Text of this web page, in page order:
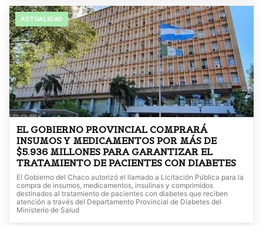
ACTUALIDAD
EL GOBIERNO PROVINCIAL COMPRARÁ
INSUMOS Y MEDICAMENTOS POR MÁS DE
$5.936 MILLONES PARA GARANTIZAR EL
TRATAMIENTO DE PACIENTES CON DIABETES
El Gobierno del Chaco autorizó el llamado a Licitación Pública para la
compra de insumos, medicamentos, insulinas y comprimidos
destinados al tratamiento de pacientes con diabetes que reciben
atención a través del Departamento Provincial de Diabetes del
Ministerio de Salud